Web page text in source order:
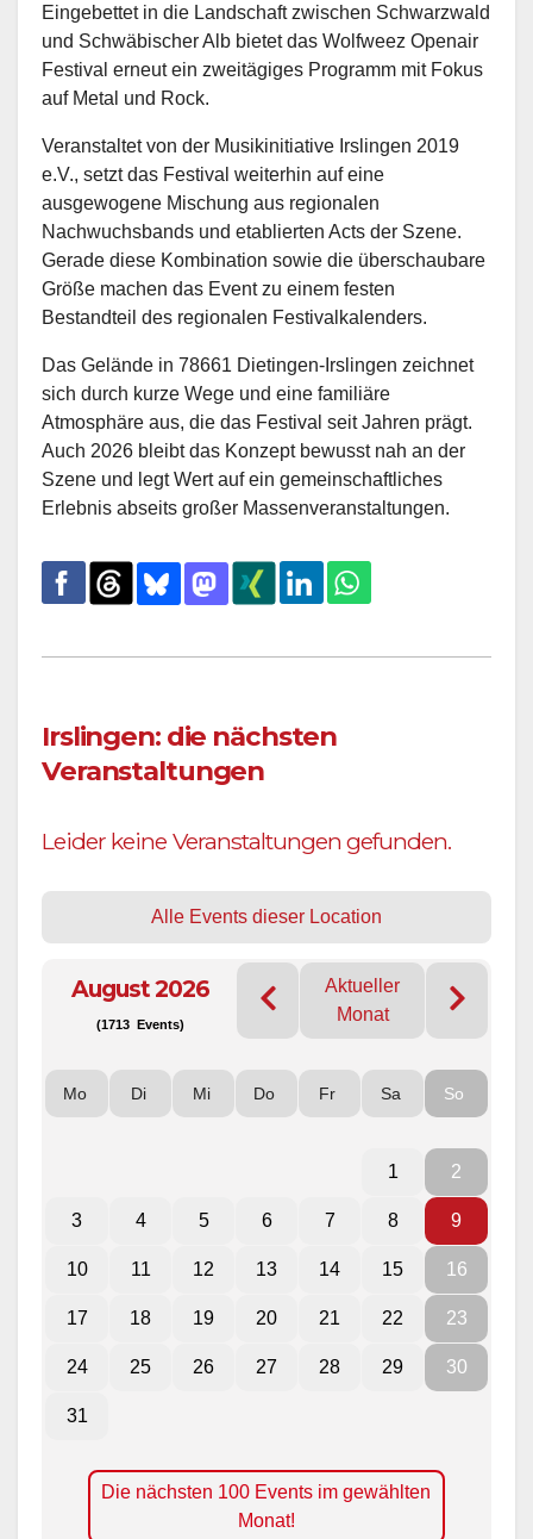
Eingebettet in die Landschaft zwischen Schwarzwald
und Schwäbischer Alb bietet das Wolfweez Openair
Festival erneut ein zweitägiges Programm mit Fokus
auf Metal und Rock.
Veranstaltet von der Musikinitiative Irslingen 2019
e.V., setzt das Festival weiterhin auf eine
ausgewogene Mischung aus regionalen
Nachwuchsbands und etablierten Acts der Szene.
Gerade diese Kombination sowie die überschaubare
Größe machen das Event zu einem festen
Bestandteil des regionalen Festivalkalenders.
Das Gelände in 78661 Dietingen-Irslingen zeichnet
sich durch kurze Wege und eine familiäre
Atmosphäre aus, die das Festival seit Jahren prägt.
Auch 2026 bleibt das Konzept bewusst nah an der
Szene und legt Wert auf ein gemeinschaftliches
Erlebnis abseits großer Massenveranstaltungen.
Irslingen: die nächsten
Veranstaltungen
Leider keine Veranstaltungen gefunden.
Alle Events dieser Location
August 2026
(1713 Events)
Aktueller
Monat
Mo Di Mi Do Fr Sa So
1 2
3 4 5 6 7 8 9
10 11 12 13 14 15 16
17 18 19 20 21 22 23
24 25 26 27 28 29 30
31
Die nächsten 100 Events im gewählten
Monat!